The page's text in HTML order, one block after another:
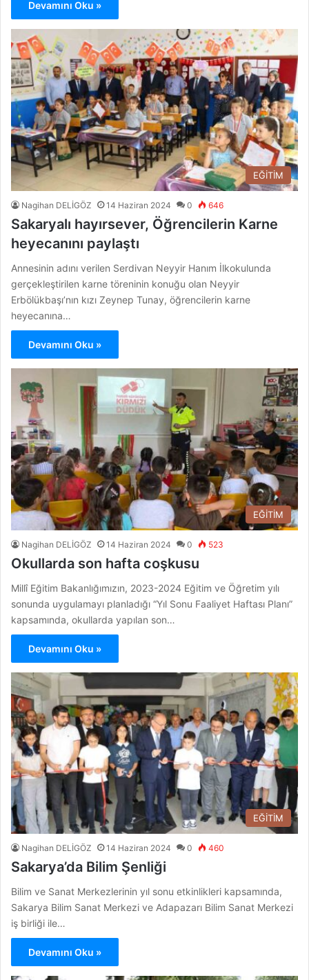
Devamını Oku »
EĞİTİM
Nagihan DELİGÖZ 14 Haziran 2024 0 646
Sakaryalı hayırsever, Öğrencilerin Karne
heyecanını paylaştı
Annesinin adını verilen Serdivan Neyyir Hanım İlkokulunda
gerçekleştirilen karne töreninin konuğu olan Neyyir
Erbölükbaşı’nın kızı Zeynep Tunay, öğrencilerin karne
heyecanına…
Devamını Oku »
EĞİTİM
Nagihan DELİGÖZ 14 Haziran 2024 0 523
Okullarda son hafta coşkusu
Millî Eğitim Bakanlığımızın, 2023-2024 Eğitim ve Öğretim yılı
sonunda uygulamayı planladığı “Yıl Sonu Faaliyet Haftası Planı”
kapsamında, okullarda yapılan son…
Devamını Oku »
EĞİTİM
Nagihan DELİGÖZ 14 Haziran 2024 0 460
Sakarya’da Bilim Şenliği
Bilim ve Sanat Merkezlerinin yıl sonu etkinlikleri kapsamında,
Sakarya Bilim Sanat Merkezi ve Adapazarı Bilim Sanat Merkezi
iş birliği ile…
Devamını Oku »